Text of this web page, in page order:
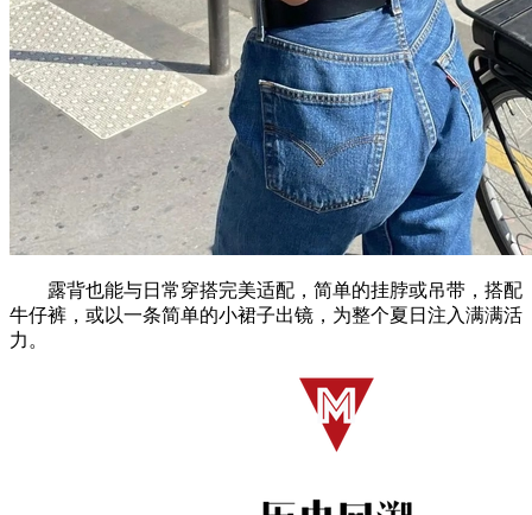
露背也能与日常穿搭完美适配，简单的挂脖或吊带，搭配
牛仔裤，或以一条简单的小裙子出镜，为整个夏日注入满满活
力。